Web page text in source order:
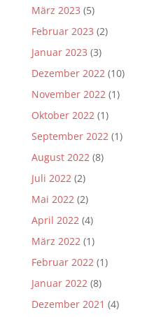
März 2023 (5)
Februar 2023 (2)
Januar 2023 (3)
Dezember 2022 (10)
November 2022 (1)
Oktober 2022 (1)
September 2022 (1)
August 2022 (8)
Juli 2022 (2)
Mai 2022 (2)
April 2022 (4)
März 2022 (1)
Februar 2022 (1)
Januar 2022 (8)
Dezember 2021 (4)